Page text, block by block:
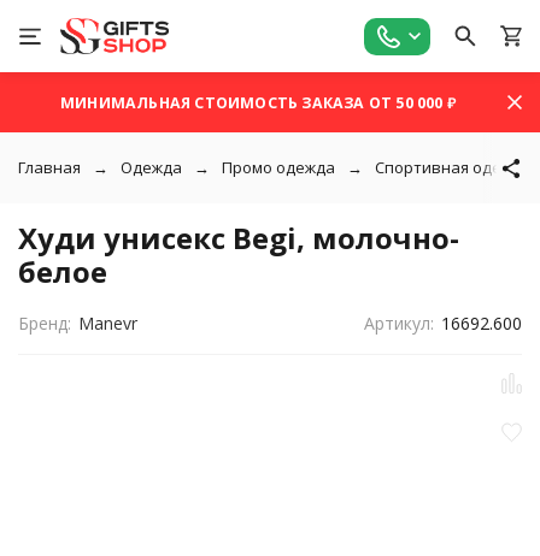
МИНИМАЛЬНАЯ СТОИМОСТЬ ЗАКАЗА ОТ 50 000 ₽
Главная Одежда Промо одежда Спортивная одежда
Худи унисекс Begi, молочно-
белое
Бренд: Manevr Артикул: 16692.600